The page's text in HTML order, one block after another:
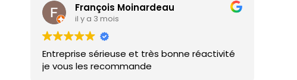
François Moinardeau
il y a 3 mois
Entreprise sérieuse et très bonne réactivité
je vous les recommande